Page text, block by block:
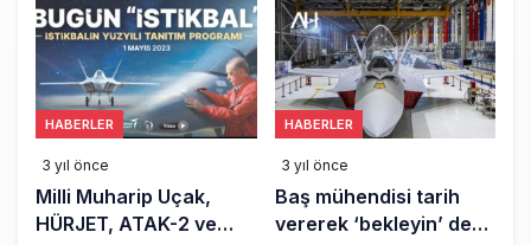
‘endişemiz var’ diyerek
Türkiye’ye teklif yaptı
HABERLER
3 yıl önce
Milli Muharip Uçak,
HÜRJET, ATAK-2 ve
HABERLER
3 yıl önce
Baş mühendisi tarih
vererek ‘bekleyin’ dedi: